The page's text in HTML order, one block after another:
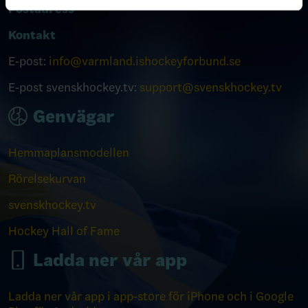
Postadress
Kontakt
E-post: info@varmland.ishockeyforbund.se
E-post svenskhockey.tv: support@svenskhockey.tv
Genvägar
Hemmaplansmodellen
Rörelsekurvan
svenskhockey.tv
Hockey Hall of Fame
Ladda ner vår app
Ladda ner vår app i app-store för iPhone och i Google